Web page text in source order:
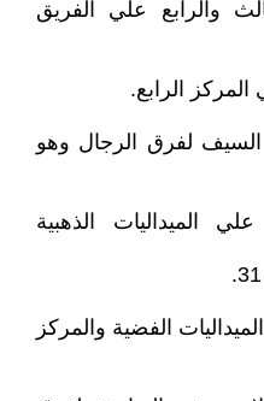
والرابع علي الفريق
السيف لفرق الرجال وهو
الميداليات الذهبية
الفضية والمركز